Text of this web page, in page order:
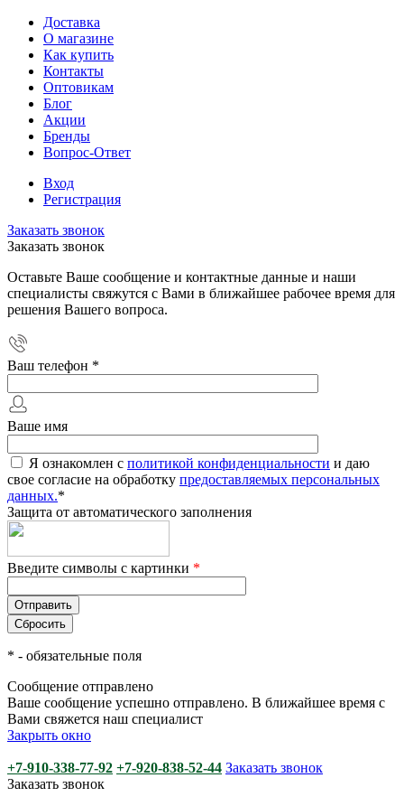
Доставка
О магазине
Как купить
Контакты
Оптовикам
Блог
Акции
Бренды
Вопрос-Ответ
Вход
Регистрация
Заказать звонок
Заказать звонок
Оставьте Ваше сообщение и контактные данные и наши
специалисты свяжутся с Вами в ближайшее рабочее время для
решения Вашего вопроса.
Ваш телефон *
Ваше имя
Я ознакомлен с политикой конфиденциальности и даю
свое согласие на обработку предоставляемых персональных
данных.*
Защита от автоматического заполнения
Введите символы с картинки *
* - обязательные поля
Сообщение отправлено
Ваше сообщение успешно отправлено. В ближайшее время с
Вами свяжется наш специалист
Закрыть окно
+7-910-338-77-92 +7-920-838-52-44 Заказать звонок
Заказать звонок